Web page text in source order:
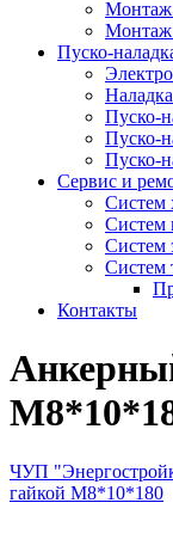
Монтаж
Монтаж
Пуско-
Пуско-
Пуско-
Пуско-
Сервис и
Систем
Систем
Систем
Систем
Контакты
ЧУП
гайкой М8*10*180